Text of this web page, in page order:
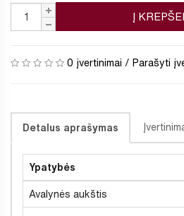
Į
0 įvertinimai / Parašyti
Detalus aprašymas
Ypatybės
Avalynės aukštis